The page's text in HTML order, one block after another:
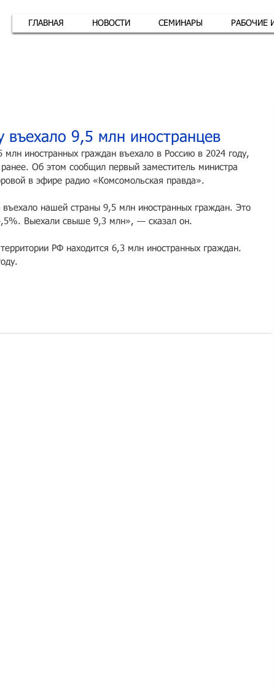
ГЛАВНАЯ НОВОСТИ СЕМИНАРЫ РАБОЧИЕ
въехало 9,5 млн иностранцев
иностранных граждан въехало в Россию в 2024 году,
Об этом сообщил первый заместитель министра
в эфире радио « Комсомольская правда».
нашей страны 9,5 млн иностранных граждан. Это
Выехали свыше 9,3 млн», — сказал он.
РФ находится 6,3 млн иностранных граждан.